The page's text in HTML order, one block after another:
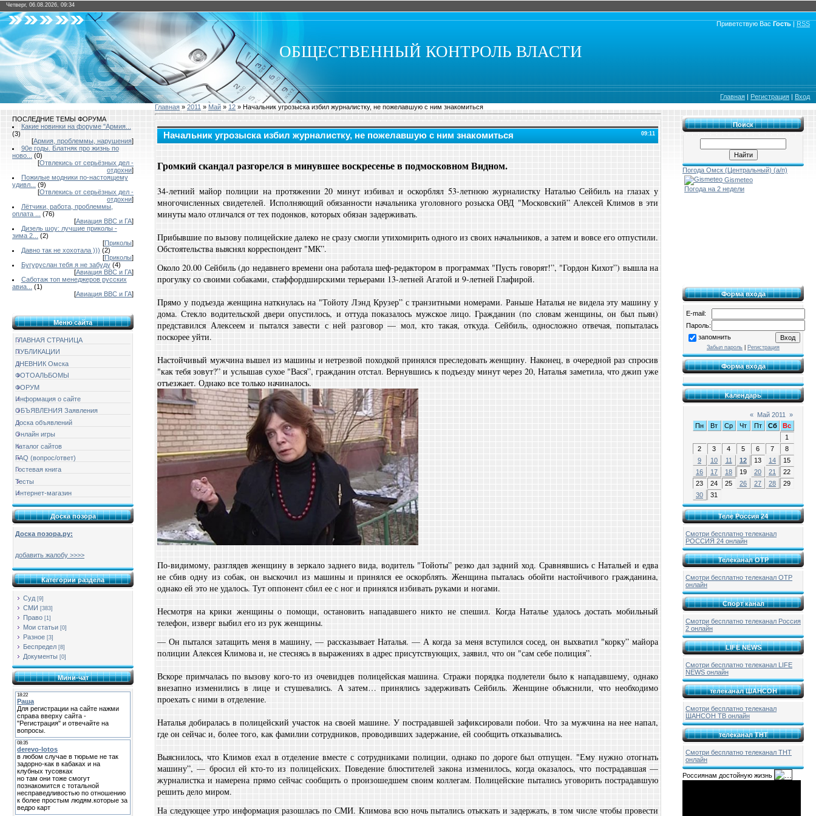
Четверг, 06.08.2026, 09:34
Приветствую Вас Гость | RSS
ОБЩЕСТВЕННЫЙ КОНТРОЛЬ ВЛАСТИ
Главная | Регистрация | Вход
ПОСЛЕДНИЕ ТЕМЫ ФОРУМА
Какие новинки на форуме "Армия...
(3)
[Армия, проблеммы, нарушения]
90е годы. Блатняк про жизнь по
ново...
(0)
[Отвлекись от серьёзных дел -
отдохни]
Пожилые модники по-настоящему
удивл...
(9)
[Отвлекись от серьёзных дел -
отдохни]
Лётчики, работа, проблеммы,
оплата ...
(76)
[Авиация ВВС и ГА]
Дизель шоу: лучшие приколы -
зима 2...
(2)
[Приколы]
Давно так не хохотала ))) (2)
[Приколы]
Бугуруслан тебя я не забуду (4)
[Авиация ВВС и ГА]
Саботаж топ менеджеров русских
авиа...
(1)
[Авиация ВВС и ГА]
Меню сайта
ГЛАВНАЯ СТРАНИЦА
ПУБЛИКАЦИИ
ДНЕВНИК Омска
ФОТОАЛЬБОМЫ
ФОРУМ
Информация о сайте
ОБЪЯВЛЕНИЯ Заявления
Доска объявлений
Онлайн игры
Каталог сайтов
FAQ (вопрос/ответ)
Гостевая книга
Тесты
Интернет-магазин
Доска позора
Доска позора.ру:
добавить жалобу >>>>
Категории раздела
Суд [9]
СМИ [383]
Право [1]
Мои статьи [0]
Разное [3]
Беспредел [8]
Документы [0]
Мини-чат
Главная » 2011 » Май » 12 » Начальник угрозыска избил журналистку, не пожелавшую с ним знакомиться
09:11
Начальник угрозыска избил журналистку, не пожелавшую с ним знакомиться
Громкий скандал разгорелся в минувшее воскресенье в подмосковном Видном.
34-летний майор полиции на протяжении 20 минут избивал и оскорблял 53-летнюю журналистку Наталью Сейбиль на глазах у
многочисленных свидетелей. Исполняющий обязанности начальника уголовного розыска ОВД "Московский” Алексей Климов в эти
минуты мало отличался от тех подонков, которых обязан задерживать.
Прибывшие по вызову полицейские далеко не сразу смогли утихомирить одного из своих начальников, а затем и вовсе его отпустили.
Обстоятельства выяснял корреспондент "МК”.
Около 20.00 Сейбиль (до недавнего времени она работала шеф-редактором в программах "Пусть говорят!”, "Гордон Кихот”) вышла на
прогулку со своими собаками, стаффордширскими терьерами 13-летней Агатой и 9-летней Глафирой.
Прямо у подъезда женщина наткнулась на "Тойоту Лэнд Крузер” с транзитными номерами. Раньше Наталья не видела эту машину у
дома. Стекло водительской двери опустилось, и оттуда показалось мужское лицо. Гражданин (по словам женщины, он был пьян)
представился Алексеем и пытался завести с ней разговор — мол, кто такая, откуда. Сейбиль, односложно отвечая, попыталась
поскорее уйти.
Настойчивый мужчина вышел из машины и нетрезвой походкой принялся преследовать женщину. Наконец, в очередной раз спросив
"как тебя зовут?” и услышав сухое "Вася”, гражданин отстал. Вернувшись к подъезду минут через 20, Наталья заметила, что джип уже
отъезжает. Однако все только начиналось.
По-видимому, разглядев женщину в зеркало заднего вида, водитель "Тойоты” резко дал задний ход. Сравнявшись с Натальей и едва
не сбив одну из собак, он выскочил из машины и принялся ее оскорблять. Женщина пыталась обойти настойчивого гражданина,
однако ей это не удалось. Тут оппонент сбил ее с ног и принялся избивать руками и ногами.
Несмотря на крики женщины о помощи, остановить нападавшего никто не спешил. Когда Наталье удалось достать мобильный
телефон, изверг выбил его из рук женщины.
— Он пытался затащить меня в машину, — рассказывает Наталья. — А когда за меня вступился сосед, он выхватил "корку” майора
полиции Алексея Климова и, не стеснясь в выражениях в адрес присутствующих, заявил, что он "сам себе полиция”.
Вскоре примчалась по вызову кого-то из очевидцев полицейская машина. Стражи порядка подлетели было к нападавшему, однако
внезапно изменились в лице и стушевались. А затем… принялись задерживать Сейбиль. Женщине объяснили, что необходимо
проехать с ними в отделение.
Наталья добиралась в полицейский участок на своей машине. У пострадавшей зафиксировали побои. Что за мужчина на нее напал,
где он сейчас и, более того, как фамилии сотрудников, проводивших задержание, ей сообщить отказывались.
Выяснилось, что Климов ехал в отделение вместе с сотрудниками полиции, однако по дороге был отпущен. "Ему нужно отогнать
машину”, — бросил ей кто-то из полицейских. Поведение блюстителей закона изменилось, когда оказалось, что пострадавшая —
журналистка и намерена прямо сейчас сообщить о произошедшем своим коллегам. Полицейские пытались уговорить пострадавшую
решить дело миром.
На следующее утро информация разошлась по СМИ. Климова всю ночь пытались отыскать и задержать, в том числе чтобы провести
Поиск
Погода Омск (Центральный) (а/п)
Gismeteo
Погода на 2 недели
Форма входа
E-mail:
Пароль:
запомнить
Забыл пароль Регистрация
Форма входа
Календарь
« Май 2011
»
Пн
Вт Ср Чт Пт Сб
Вс
1
2
3 4 5 6 7
8
9
10 11 12 13 14
15
16
17 18 19 20 21
22
23
24 25 26 27 28
29
30
31
Теле Россия 24
Смотри бесплатно телеканал
РОССИЯ 24 онлайн
Телеканал ОТР
Смотри бесплатно телеканал ОТР
онлайн
Спорт канал
Смотри бесплатно телеканал Россия
2 онлайн
LIFE NEWS
Смотри бесплатно телеканал LIFE
NEWS онлайн
телеканал ШАНСОН
Смотри бесплатно телеканал
ШАНСОН ТВ онлайн
телеканал ТНТ
Смотри бесплатно телеканал ТНТ
онлайн
Россиянам достойную жизнь